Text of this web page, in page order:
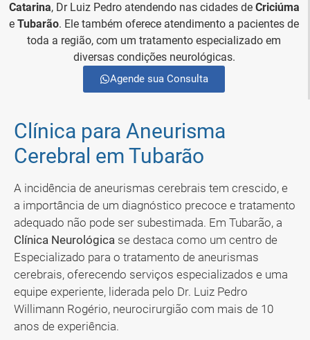
Catarina, Dr Luiz Pedro atendendo nas cidades de Criciúma
e Tubarão. Ele também oferece atendimento a pacientes de
toda a região, com um tratamento especializado em
diversas condições neurológicas.
Agende sua Consulta
Clínica para Aneurisma
Cerebral em Tubarão
A incidência de aneurismas cerebrais tem crescido, e
a importância de um diagnóstico precoce e tratamento
adequado não pode ser subestimada. Em Tubarão, a
Clínica Neurológica se destaca como um centro de
Especializado para o tratamento de aneurismas
cerebrais, oferecendo serviços especializados e uma
equipe experiente, liderada pelo Dr. Luiz Pedro
Willimann Rogério, neurocirurgião com mais de 10
anos de experiência.